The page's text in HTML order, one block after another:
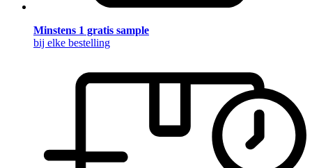
Minstens 1 gratis sample
bij elke bestelling